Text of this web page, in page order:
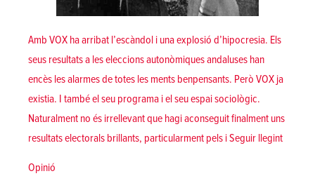
Amb VOX ha arribat l’escàndol i una explosió d’hipocresia. Els
seus resultats a les eleccions autonòmiques andaluses han
encès les alarmes de totes les ments benpensants. Però VOX ja
existia. I també el seu programa i el seu espai sociològic.
Naturalment no és irrellevant que hagi aconseguit finalment uns
resultats electorals brillants, particularment pels iSeguir llegint«El
Posted in
Opinió